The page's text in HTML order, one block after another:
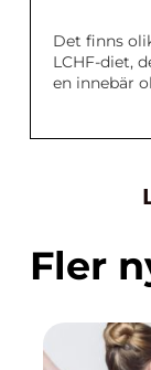
Det finns
LCHF-diet,
en innebär
Fler